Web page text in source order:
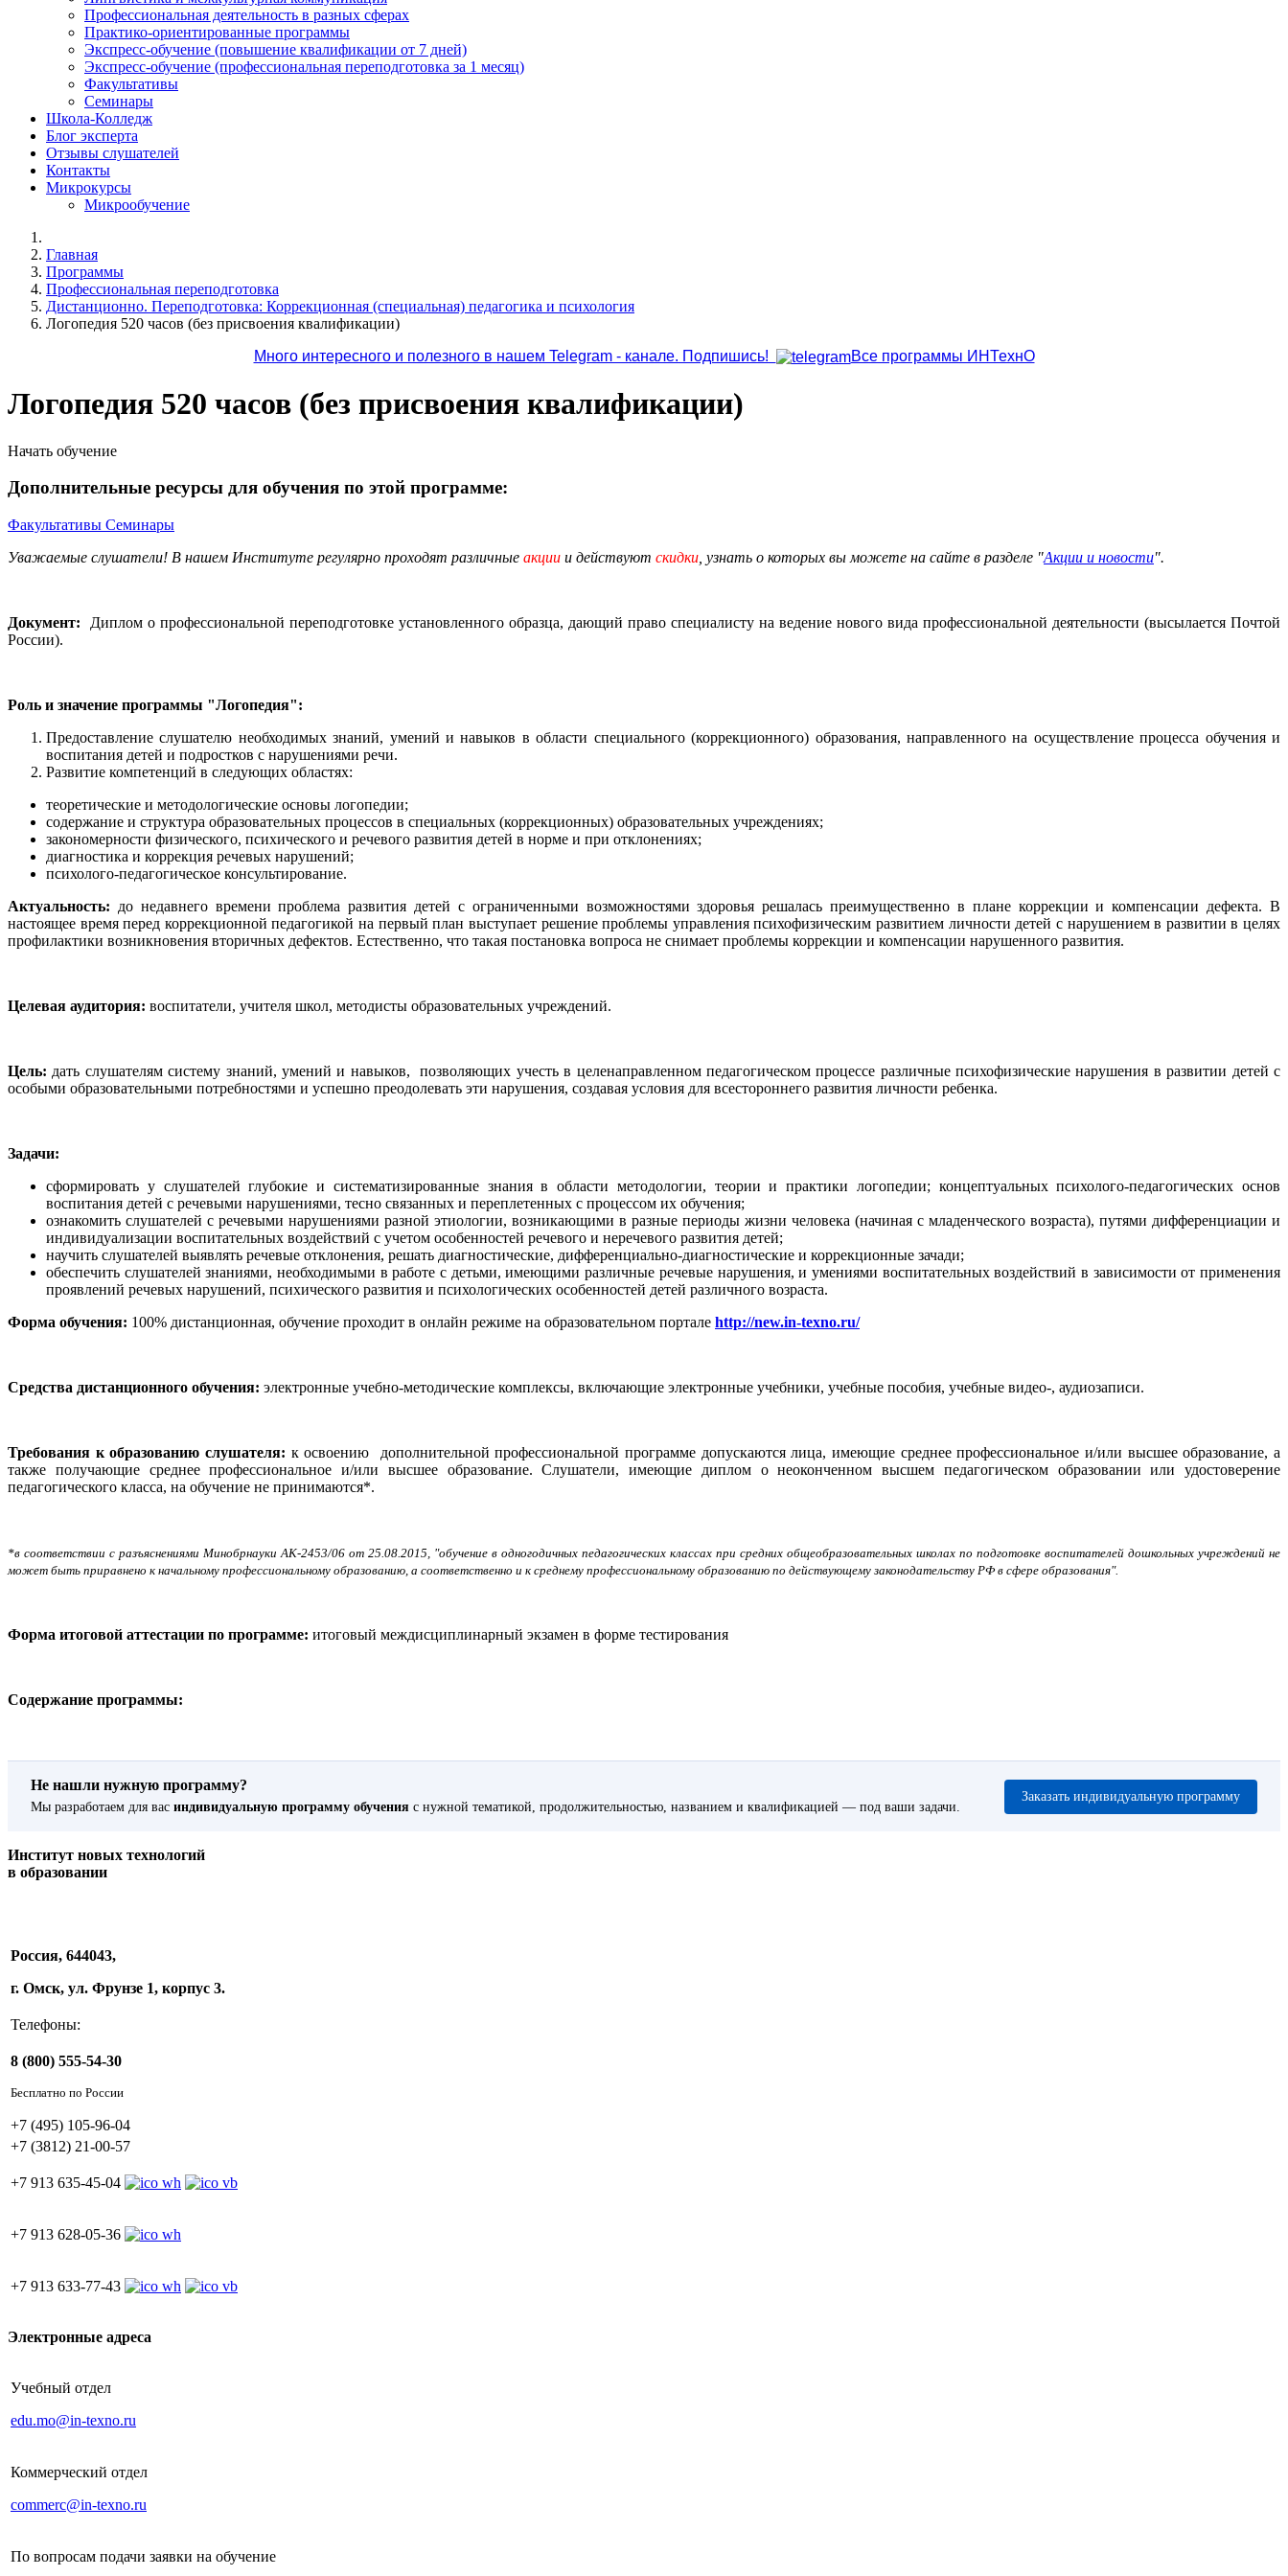
Профессиональная деятельность в разных сферах
Практико-ориентированные программы
Экспресс-обучение (повышение квалификации от 7 дней)
Экспресс-обучение (профессиональная переподготовка за 1 месяц)
Факультативы
Семинары
Школа-Колледж
Блог эксперта
Отзывы слушателей
Контакты
Микрокурсы
Микрообучение
Главная
Программы
Профессиональная переподготовка
Дистанционно. Переподготовка: Коррекционная (специальная) педагогика и психология
Логопедия 520 часов (без присвоения квалификации)
Много интересного и полезного в нашем Telegram - канале. Подпишись!
Все программы ИНТехнО
Логопедия 520 часов (без присвоения квалификации)
Начать обучение
Дополнительные ресурсы для обучения по этой программе:
Факультативы Семинары
Уважаемые слушатели! В нашем Институте регулярно проходят различные акции и действуют скидки , узнать о которых вы можете на сайте в разделе "Акции и новости".
Документ: Диплом о профессиональной переподготовке установленного образца, дающий право специалисту на ведение нового вида профессиональной деятельности (высылается Почтой
России).
Роль и значение программы "Логопедия":
Предоставление слушателю необходимых знаний, умений и навыков в области специального (коррекционного) образования, направленного на осуществление процесса обучения и
воспитания детей и подростков с нарушениями речи.
Развитие компетенций в следующих областях:
теоретические и методологические основы логопедии;
содержание и структура образовательных процессов в специальных (коррекционных) образовательных учреждениях;
закономерности физического, психического и речевого развития детей в норме и при отклонениях;
диагностика и коррекция речевых нарушений;
психолого-педагогическое консультирование.
Актуальность: до недавнего времени проблема развития детей с ограниченными возможностями здоровья решалась преимущественно в плане коррекции и компенсации дефекта. В
настоящее время перед коррекционной педагогикой на первый план выступает решение проблемы управления психофизическим развитием личности детей с нарушением в развитии в целях
профилактики возникновения вторичных дефектов. Естественно, что такая постановка вопроса не снимает проблемы коррекции и компенсации нарушенного развития.
Целевая аудитория: воспитатели, учителя школ, методисты образовательных учреждений.
Цель: дать слушателям систему знаний, умений и навыков, позволяющих учесть в целенаправленном педагогическом процессе различные психофизические нарушения в развитии детей с
особыми образовательными потребностями и успешно преодолевать эти нарушения, создавая условия для всестороннего развития личности ребенка.
Задачи:
сформировать у слушателей глубокие и систематизированные знания в области методологии, теории и практики логопедии; концептуальных психолого-педагогических основ
воспитания детей с речевыми нарушениями, тесно связанных и переплетенных с процессом их обучения;
ознакомить слушателей с речевыми нарушениями разной этиологии, возникающими в разные периоды жизни человека (начиная с младенческого возраста), путями дифференциации и
индивидуализации воспитательных воздействий с учетом особенностей речевого и неречевого развития детей;
научить слушателей выявлять речевые отклонения, решать диагностические, дифференциально-диагностические и коррекционные зачади;
обеспечить слушателей знаниями, необходимыми в работе с детьми, имеющими различные речевые нарушения, и умениями воспитательных воздействий в зависимости от применения
проявлений речевых нарушений, психического развития и психологических особенностей детей различного возраста.
Форма обучения: 100% дистанционная, обучение проходит в онлайн режиме на образовательном портале http://new.in-texno.ru/
Средства дистанционного обучения: электронные учебно-методические комплексы, включающие электронные учебники, учебные пособия, учебные видео-, аудиозаписи.
Требования к образованию слушателя: к освоению дополнительной профессиональной программе допускаются лица,имеющие среднее профессиональное и/или высшее образование, а
также получающие среднее профессиональное и/или высшее образование.Слушатели, имеющие диплом о неоконченном высшем педагогическом образовании или удостоверение
педагогического класса, на обучение не принимаются*.
*в соответствии с разъяснениями Минобрнауки АК-2453/06 от 25.08.2015, "обучение в одногодичных педагогических классах при средних общеобразовательных школах по подготовке воспитателей дошкольных учреждений не
может быть приравнено к начальному профессиональному образованию, а соответственно и к среднему профессиональному образованию по действующему законодательству РФ в сфере образования".
Форма итоговой аттестации по программе: итоговый междисциплинарный экзамен в форме тестирования
Содержание программы:
Не нашли нужную программу?
Мы разработаем для вас индивидуальную программу обучения с нужной тематикой, продолжительностью, названием и квалификацией — под ваши задачи.
Заказать индивидуальную программу
Институт новых технологий
в образовании
Россия, 644043,
г. Омск, ул. Фрунзе 1, корпус 3.
Телефоны:
8 (800) 555-54-30
Бесплатно по России
+7 (495) 105-96-04
+7 (3812) 21-00-57
+7 913 635-45-04
+7 913 628-05-36
+7 913 633-77-43
Электронные адреса
Учебный отдел
edu.mo@in-texno.ru
Коммерческий отдел
commerc@in-texno.ru
По вопросам подачи заявки на обучение